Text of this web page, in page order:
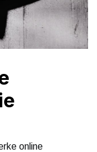
online